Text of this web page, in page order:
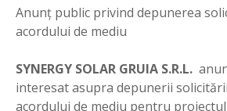
Anunţ public privind depunerea
acordului de mediu
SYNERGY SOLAR GRUIA S.R.L.
interesat asupra depunerii
acordului de mediu pentru proiectul